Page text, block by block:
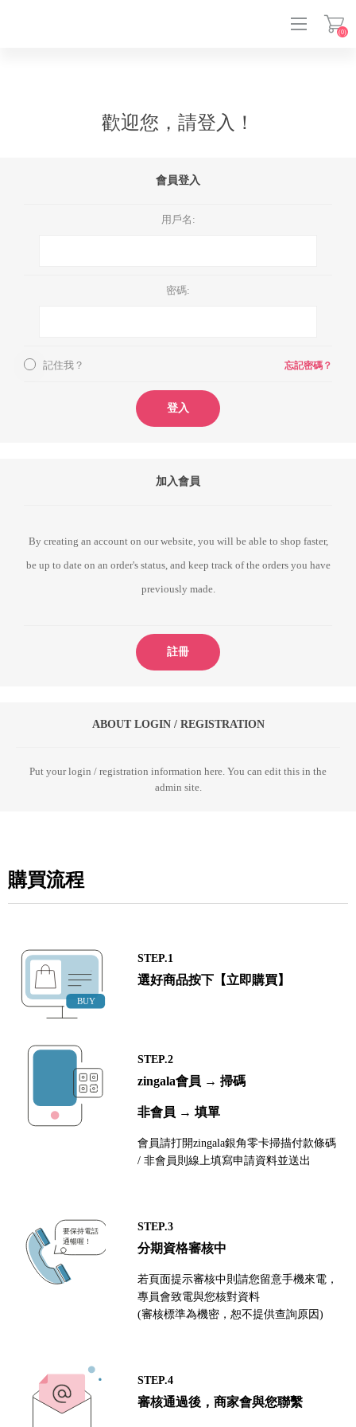
(0)
歡迎您，請登入！
會員登入
用戶名:
密碼:
記住我？ 忘記密碼？
登入
加入會員
By creating an account on our website, you will be able to shop faster,
be up to date on an order's status, and keep track of the orders you have
previously made.
註冊
ABOUT LOGIN / REGISTRATION
Put your login / registration information here. You can edit this in the
admin site.
購買流程
STEP.1
選好商品按下【立即購買】
STEP.2
zingala會員 → 掃碼
非會員 → 填單
會員請打開zingala銀角零卡掃描付款條碼
/ 非會員則線上填寫申請資料並送出
STEP.3
分期資格審核中
若頁面提示審核中則請您留意手機來電，
專員會致電與您核對資料
(審核標準為機密，恕不提供查詢原因)
STEP.4
審核通過後，商家會與您聯繫